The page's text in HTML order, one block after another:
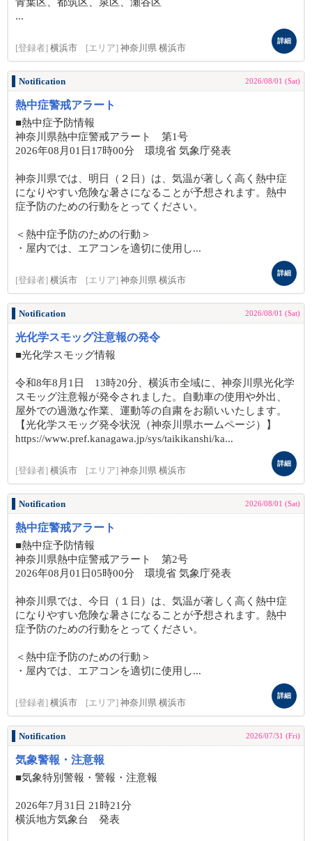
...
[登録者] 横浜市 [エリア] 神奈川県 横浜市
詳細
Notification 2026/08/01 (Sat)
熱中症警戒アラート
■熱中症予防情報
神奈川県熱中症警戒アラート 第1号
2026年08月01日17時00分 環境省 気象庁発表
神奈川県では、明日（２日）は、気温が著しく高く熱中症
になりやすい危険な暑さになることが予想されます。熱中
症予防のための行動をとってください。
＜熱中症予防のための行動＞
・屋内では、エアコンを適切に使用し...
[登録者] 横浜市 [エリア] 神奈川県 横浜市
詳細
Notification 2026/08/01 (Sat)
光化学スモッグ注意報の発令
■光化学スモッグ情報
令和8年8月1日 13時20分、横浜市全域に、神奈川県光化学
スモッグ注意報が発令されました。自動車の使用や外出、
屋外での過激な作業、運動等の自粛をお願いいたします。
【光化学スモッグ発令状況（神奈川県ホームページ）】
https://www.pref.kanagawa.jp/sys/taikikanshi/ka...
[登録者] 横浜市 [エリア] 神奈川県 横浜市
詳細
Notification 2026/08/01 (Sat)
熱中症警戒アラート
■熱中症予防情報
神奈川県熱中症警戒アラート 第2号
2026年08月01日05時00分 環境省 気象庁発表
神奈川県では、今日（１日）は、気温が著しく高く熱中症
になりやすい危険な暑さになることが予想されます。熱中
症予防のための行動をとってください。
＜熱中症予防のための行動＞
・屋内では、エアコンを適切に使用し...
[登録者] 横浜市 [エリア] 神奈川県 横浜市
詳細
Notification 2026/07/31 (Fri)
気象警報・注意報
■気象特別警報・警報・注意報
2026年7月31日 21時21分
横浜地方気象台 発表